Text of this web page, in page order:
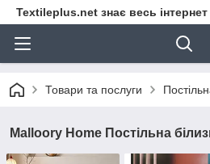
Textileplus.net знає весь інтернет
Товари та послуги
Malloory Home Постільна